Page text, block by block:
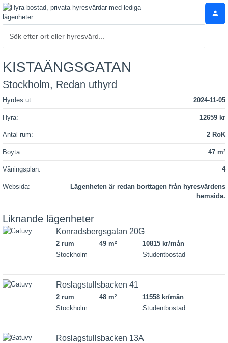
KISTAÄNGSGATAN
Stockholm, Redan uthyrd
Hyrdes ut: 2024-11-05
Hyra: 12659 kr
Antal rum: 2 RoK
Boyta: 47 m2
Våningsplan: 4
Websida:
Lägenheten är redan borttagen från hyresvärdens
hemsida.
Liknande lägenheter
Konradsbergsgatan 20G
2 rum 49 m2
10815 kr/mån
Stockholm
Studentbostad
Roslagstullsbacken 41
2 rum 48 m2
11558 kr/mån
Stockholm
Studentbostad
Roslagstullsbacken 13A